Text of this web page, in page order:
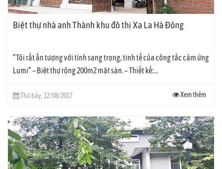
Biệt thự nhà anh Thành khu đô thị Xa La Hà Đông
“Tôi rất ấn tượng với tính sang trọng, tinh tế của công tắc cảm ứng
Lumi” – Biệt thự rộng 200m2 mặt sàn. – Thiết kế:...
Thứ bảy, 12/08/2017 Xem thêm